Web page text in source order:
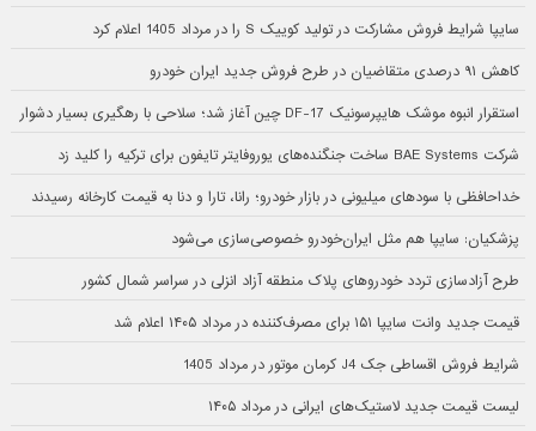
سایپا شرایط فروش مشارکت در تولید کوییک S را در مرداد 1405 اعلام کرد
کاهش ۹۱ درصدی متقاضیان در طرح فروش جدید ایران خودرو
استقرار انبوه موشک هایپرسونیک DF-17 چین آغاز شد؛ سلاحی با رهگیری بسیار دشوار
شرکت BAE Systems ساخت جنگنده‌های یوروفایتر تایفون برای ترکیه را کلید زد
خداحافظی با سودهای میلیونی در بازار خودرو؛ رانا، تارا و دنا به قیمت کارخانه رسیدند
پزشکیان: سایپا هم مثل ایران‌خودرو خصوصی‌سازی می‌شود
طرح آزادسازی تردد خودروهای پلاک منطقه آزاد انزلی در سراسر شمال کشور
قیمت جدید وانت سایپا ۱۵۱ برای مصرف‌کننده در مرداد ۱۴۰۵ اعلام شد
شرایط فروش اقساطی جک J4 کرمان موتور در مرداد 1405
لیست قیمت جدید لاستیک‌های ایرانی در مرداد ۱۴۰۵